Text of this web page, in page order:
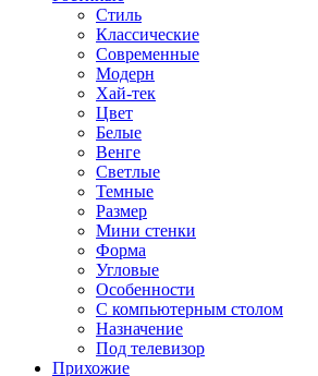
Стиль
Классические
Современные
Модерн
Хай-тек
Цвет
Белые
Венге
Светлые
Темные
Размер
Мини стенки
Форма
Угловые
Особенности
С компьютерным столом
Назначение
Под телевизор
Прихожие